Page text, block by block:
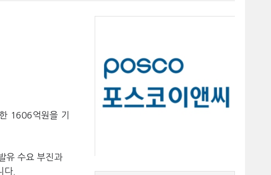
1606억원을 기
유 수요 부진과
다.